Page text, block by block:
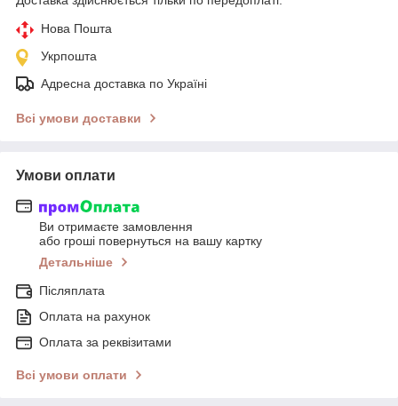
Нова Пошта
Укрпошта
Адресна доставка по Україні
Всі умови доставки
Умови оплати
Ви отримаєте замовлення
або гроші повернуться на вашу картку
Детальніше
Післяплата
Оплата на рахунок
Оплата за реквізитами
Всі умови оплати